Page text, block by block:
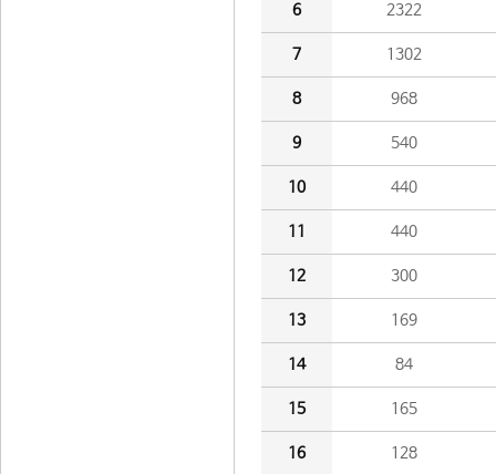
6 2322
7 1302
8 968
9 540
10 440
11 440
12 300
13 169
14 84
15 165
16 128